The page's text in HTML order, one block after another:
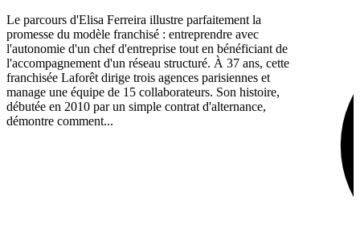
Le parcours d'Elisa Ferreira illustre parfaitement la
promesse du modèle franchisé : entreprendre avec
l'autonomie d'un chef d'entreprise tout en bénéficiant de
l'accompagnement d'un réseau structuré. À 37 ans, cette
franchisée Laforêt dirige trois agences parisiennes et
manage une équipe de 15 collaborateurs. Son histoire,
débutée en 2010 par un simple contrat d'alternance,
démontre comment...